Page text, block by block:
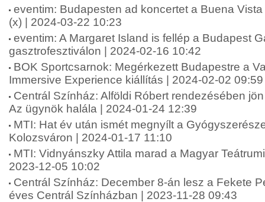
eventim: Budapesten ad koncertet a Buena
(x) | 2024-03-22 10:23
eventim: A Margaret Island is fellép a Budapest
gasztrofesztiválon | 2024-02-16 10:42
BOK Sportcsarnok: Megérkezett Budapestre a
Immersive Experience kiállítás | 2024-02-02 09:59
Centrál Színház: Alföldi Róbert rendezésében
Az ügynök halála | 2024-01-24 12:39
MTI: Hat év után ismét megnyílt a
Kolozsváron | 2024-01-17 11:10
MTI: Vidnyánszky Attila marad a Magyar
2023-12-05 10:02
Centrál Színház: December 8-án lesz a Fekete
éves Centrál Színházban | 2023-11-28 09:43